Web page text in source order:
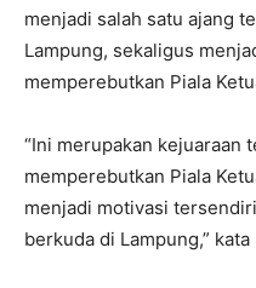
menjadi salah satu ajang
Lampung, sekaligus
memperebutkan Piala
“Ini merupakan kejuaraan
memperebutkan Piala
menjadi motivasi
berkuda di Lampung,”